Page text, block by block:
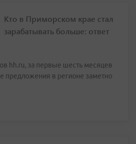
Кто в Приморском крае стал
зарабатывать больше: ответ
hh.ru, за первые шесть месяцев
предложения в регионе заметно